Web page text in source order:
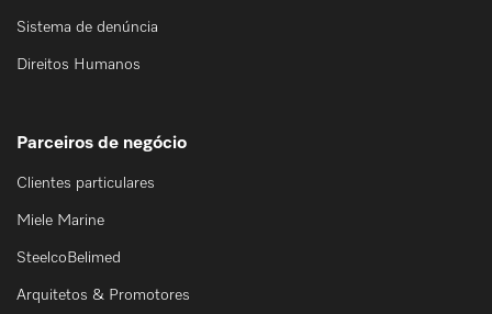
Sistema de denúncia
Direitos Humanos
Parceiros de negócio
Clientes particulares
Miele Marine
SteelcoBelimed
Arquitetos & Promotores